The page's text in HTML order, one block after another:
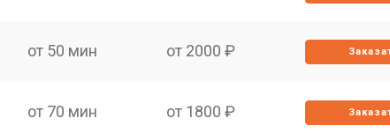
от 50 мин от 2000 ₽
от 70 мин от 1800 ₽